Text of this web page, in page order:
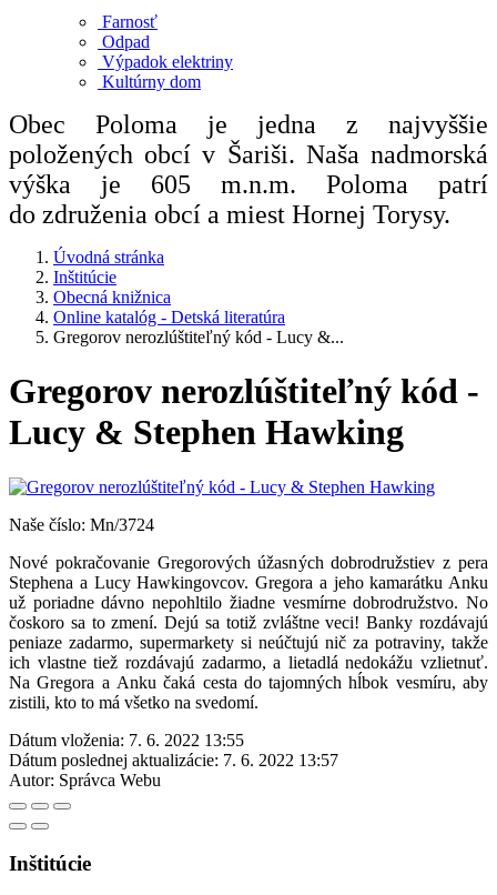
Farnosť
Odpad
Výpadok elektriny
Kultúrny dom
Obec Poloma je jedna z najvyššie
položených obcí v Šariši. Naša nadmorská
výška je 605 m.n.m. Poloma patrí
do združenia obcí a miest Hornej Torysy.
Úvodná stránka
Inštitúcie
Obecná knižnica
Online katalóg - Detská literatúra
Gregorov nerozlúštiteľný kód - Lucy &...
Gregorov nerozlúštiteľný kód -
Lucy & Stephen Hawking
Naše číslo: Mn/3724
Nové pokračovanie Gregorových úžasných dobrodružstiev z pera
Stephena a Lucy Hawkingovcov. Gregora a jeho kamarátku Anku
už poriadne dávno nepohltilo žiadne vesmírne dobrodružstvo. No
čoskoro sa to zmení. Dejú sa totiž zvláštne veci! Banky rozdávajú
peniaze zadarmo, supermarkety si neúčtujú nič za potraviny, takže
ich vlastne tiež rozdávajú zadarmo, a lietadlá nedokážu vzlietnuť.
Na Gregora a Anku čaká cesta do tajomných hĺbok vesmíru, aby
zistili, kto to má všetko na svedomí.
Dátum vloženia: 7. 6. 2022 13:55
Dátum poslednej aktualizácie: 7. 6. 2022 13:57
Autor: Správca Webu
Inštitúcie